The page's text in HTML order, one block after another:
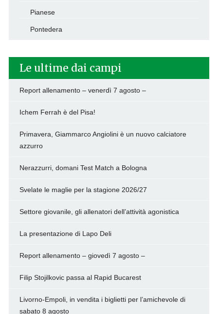
Pianese
Pontedera
Le ultime dai campi
Report allenamento – venerdì 7 agosto –
Ichem Ferrah è del Pisa!
Primavera, Giammarco Angiolini è un nuovo calciatore
azzurro
Nerazzurri, domani Test Match a Bologna
Svelate le maglie per la stagione 2026/27
Settore giovanile, gli allenatori dell’attività agonistica
La presentazione di Lapo Deli
Report allenamento – giovedì 7 agosto –
Filip Stojilkovic passa al Rapid Bucarest
Livorno-Empoli, in vendita i biglietti per l’amichevole di
sabato 8 agosto